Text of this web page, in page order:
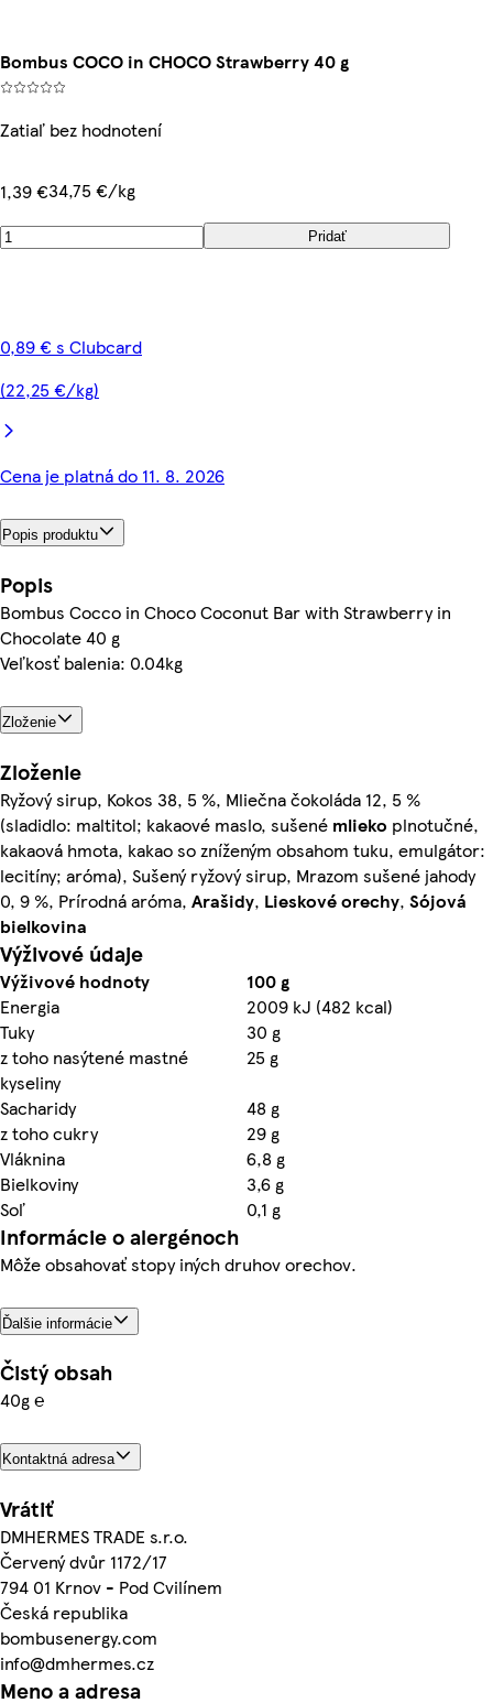
Bombus COCO in CHOCO Strawberry 40 g
Zatiaľ bez hodnotení
1,39 €34,75 €/kg
Pridať
0,89 € s Clubcard
(22,25 €/kg)
Cena je platná do 11. 8. 2026
Popis produktu
Popis
Bombus Cocco in Choco Coconut Bar with Strawberry in
Chocolate 40 g
Veľkosť balenia: 0.04kg
Zloženie
Zloženie
Ryžový sirup, Kokos 38, 5 %, Mliečna čokoláda 12, 5 %
(sladidlo: maltitol; kakaové maslo, sušené mlieko plnotučné,
kakaová hmota, kakao so zníženým obsahom tuku, emulgátor:
lecitíny; aróma), Sušený ryžový sirup, Mrazom sušené jahody
0, 9 %, Prírodná aróma, Arašidy, Lieskové orechy, Sójová
bielkovina
Výživové údaje
Výživové hodnoty
100 g
Energia
2009 kJ (482 kcal)
Tuky
30 g
z toho nasýtené mastné
kyseliny
25 g
Sacharidy
48 g
z toho cukry
29 g
Vláknina
6,8 g
Bielkoviny
3,6 g
Soľ
0,1 g
Informácie o alergénoch
Môže obsahovať stopy iných druhov orechov.
Ďalšie informácie
Čistý obsah
40g ℮
Kontaktná adresa
Vrátiť
DMHERMES TRADE s.r.o.
Červený dvůr 1172/17
794 01 Krnov - Pod Cvilínem
Česká republika
bombusenergy.com
info@dmhermes.cz
Meno a adresa